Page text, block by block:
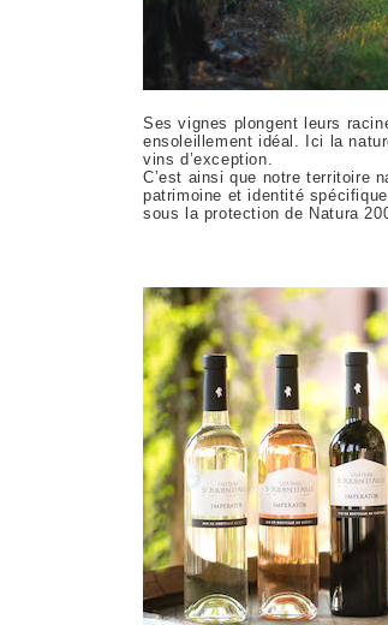
Ses vignes plongent leurs
ensoleillement idéal. Ici la
vins d’exception.
C’est ainsi que notre territoire
patrimoine et identité
sous la protection de Natura